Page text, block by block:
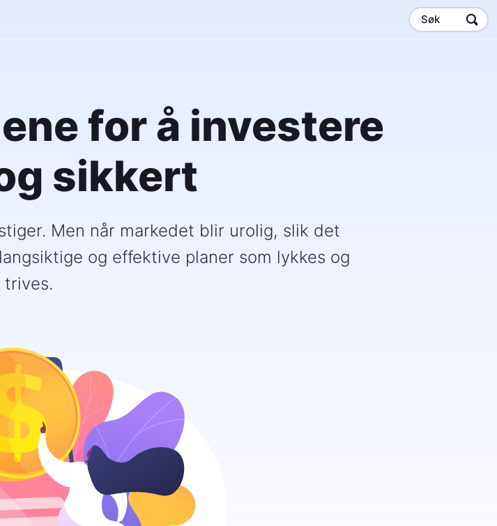
Søk
for å investere
sikkert
Men når markedet blir urolig, slik det
og effektive planer som lykkes og
trives.